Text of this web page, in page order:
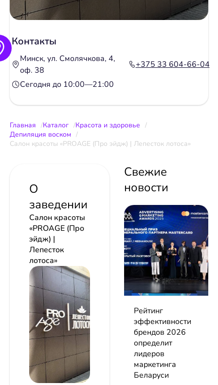
Контакты
Минск, ул. Смолячкова, 4,
оф. 38
+375 33 604-66-04
Сегодня до 10:00—21:00
Главная Каталог
Красота и здоровье
Депиляция воском
Салон красоты «PROAGE (Про эйдж) | Лепесток лотоса»
О
заведении
Салон красоты
«PROAGE (Про
эйдж) |
Лепесток
лотоса»
Свежие
новости
Рейтинг
эффективности
брендов 2026
определит
лидеров
маркетинга
Беларуси